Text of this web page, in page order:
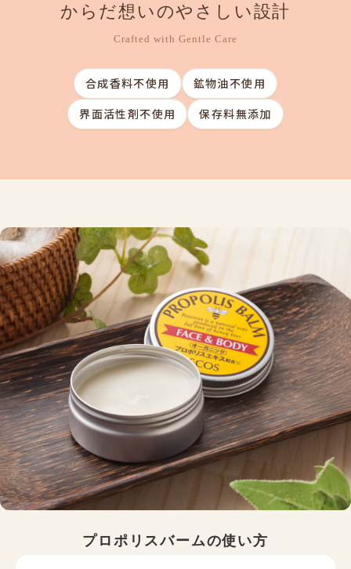
からだ想いのやさしい設計
Crafted with Gentle Care
合成香料不使用
鉱物油不使用
界面活性剤不使用
保存料無添加
プロポリスバームの使い方